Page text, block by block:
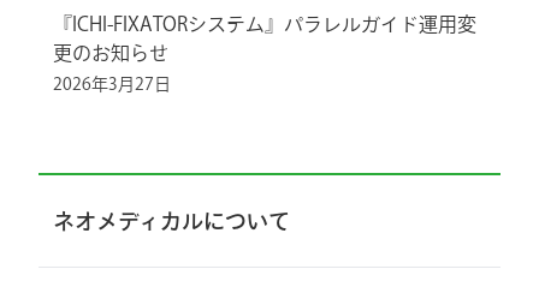
『ICHI-FIXATORシステム』パラレルガイド運用変
更のお知らせ
2026年3月27日
ネオメディカルについて